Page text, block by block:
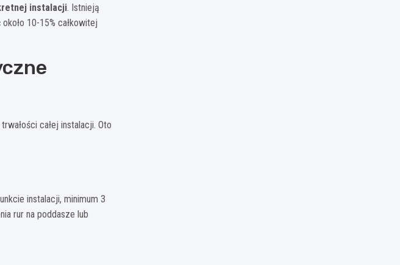
instalacji. Istnieją
10-15% całkowitej
całej instalacji. Oto
instalacji, minimum 3
rur na poddasze lub